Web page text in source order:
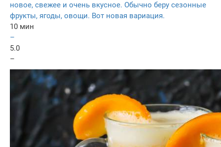
новое, свежее и очень вкусное. Обычно беру сезонные
фрукты, ягоды, овощи. Вот новая вариация.
10 мин
–
5.0
–